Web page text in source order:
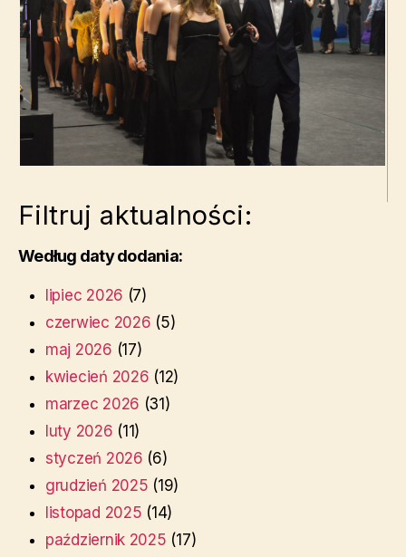
Filtruj aktualności:
Według daty dodania:
lipiec 2026 (7)
czerwiec 2026 (5)
maj 2026 (17)
kwiecień 2026 (12)
marzec 2026 (31)
luty 2026 (11)
styczeń 2026 (6)
grudzień 2025 (19)
listopad 2025 (14)
październik 2025 (17)